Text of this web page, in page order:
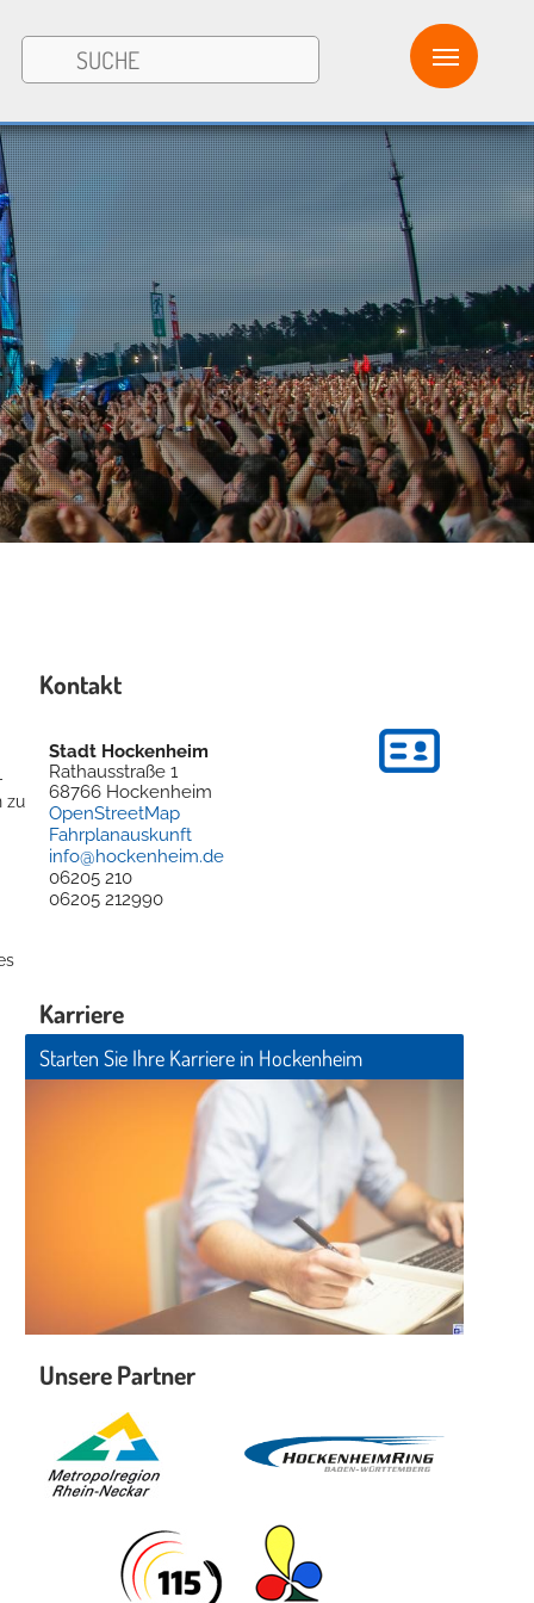
zu
Kontakt
Stadt Hockenheim
Rathausstraße 1
68766 Hockenheim
OpenStreetMap
Fahrplanauskunft
info@hockenheim.de
06205 210
06205 212990
Karriere
Starten Sie Ihre Karriere in Hockenheim
Unsere Partner